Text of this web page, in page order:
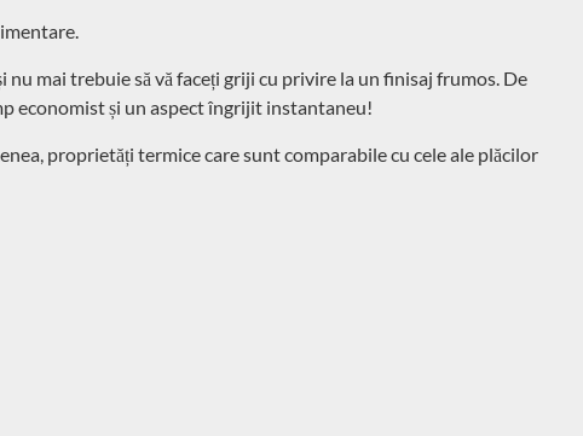
mai trebuie să vă faceți griji cu privire la un finisaj frumos. De
economist și un aspect îngrijit instantaneu!
proprietăți termice care sunt comparabile cu cele ale plăcilor